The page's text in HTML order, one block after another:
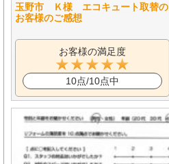
玉野市 Ｋ様 エコキュート取替の
お客様のご感想
お客様の満足度
10点/10点中